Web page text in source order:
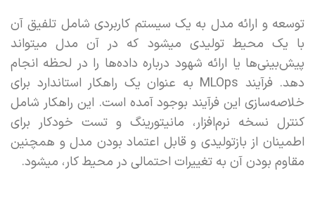
توسعه و ارائه مدل به یک سیستم کاربردی شامل تلفیق آن
با یک محیط تولیدی میشود که در آن مدل میتواند
پیش‌بینی‌ها یا ارائه شهود درباره داده‌ها را در لحظه انجام
دهد. فرآیند MLOps‌ به عنوان یک راهکار استاندارد برای
خلاصه‌سازی این فرآیند بوجود آمده است. این راهکار شامل
کنترل نسخه نرم‌افزار،‌ مانیتورینگ و تست خودکار برای
اطمینان از بازتولیدی و قابل اعتماد بودن مدل و همچنین
مقاوم بودن آن به تغییرات احتمالی در محیط کار، میشود.